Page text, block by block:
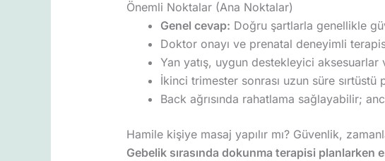
Önemli Noktalar (Ana Noktalar)
Genel cevap: Doğru şartlarla genellikle
Doktor onayı ve prenatal deneyimli
Yan yatış, uygun destekleyici
İkinci trimester sonrası uzun süre sırtüstü
Back ağrısında rahatlama sağlayabilir;
Hamile kişiye masaj yapılır mı? Güvenlik,
Gebelik sırasında dokunma terapisi planlarken